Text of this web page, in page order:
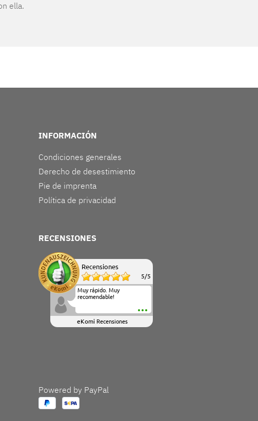
ella.
INFORMACIÓN
Condiciones generales
Derecho de desestimiento
Pie de imprenta
Política de privacidad
RECENSIONES
Recensiones
5/5
Muy rápido. Muy
recomendable!
eKomi Recensiones
Powered by PayPal